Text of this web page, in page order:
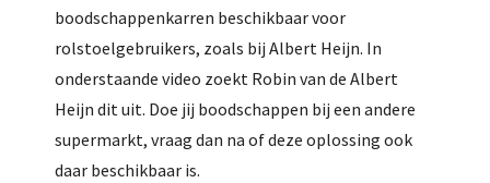
boodschappenkarren beschikbaar voor
rolstoelgebruikers, zoals bij Albert Heijn. In
onderstaande video zoekt Robin van de Albert
Heijn dit uit. Doe jij boodschappen bij een andere
supermarkt, vraag dan na of deze oplossing ook
daar beschikbaar is.